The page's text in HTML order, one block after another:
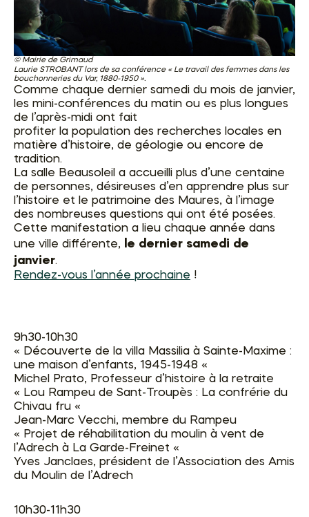
Mairie de Grimaud
Laurie STROBANT lors de sa conférence « Le travail des femmes dans les
bouchonneries du Var, 1880-1950 ».
Comme chaque dernier samedi du mois de janvier,
les mini-conférences du matin ou es plus longues
de l’après-midi ont fait
profiter la population des recherches locales en
matière d’histoire, de géologie ou encore de
tradition.
La salle Beausoleil a accueilli plus d’une centaine
de personnes, désireuses d’en apprendre plus sur
l’histoire et le patrimoine des Maures, à l’image
des nombreuses questions qui ont été posées.
Cette manifestation a lieu chaque année dans
une ville différente,
le dernier samedi de
janvier.
Rendez-vous l’année prochaine !
9h30-10h30
« Découverte de la villa Massilia à Sainte-Maxime :
une maison d’enfants, 1945-1948 «
Michel Prato, Professeur d’histoire à la retraite
« Lou Rampeu de Sant-Troupès : La confrérie du
Chivau fru «
Jean-Marc Vecchi, membre du Rampeu
« Projet de réhabilitation du moulin à vent de
l’Adrech à La Garde-Freinet «
Yves Janclaes, président de l’Association des Amis
du Moulin de l’Adrech
10h30-11h30